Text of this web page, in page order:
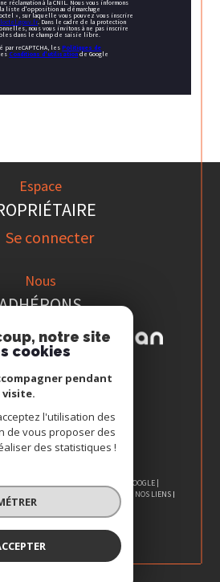
réclamation à la CNIL. Nous vous informons
liste d'opposition au démarchage
», sur laquelle vous pouvez vous inscrire
. Dans le cadre de la protection
nous vous invitons à ne pas inscrire
dans le champ de saisie libre.
par reCAPTCHA, lesPolitiques de
esConditions d'utilisationde Google
Espace
Se connecter
Nous
| TRADUCTION POWERED BY GOOGLE |
SITE ADMIN
NOS LIENS
RGPD
notre site
cookies
pendant
l'utilisation des
de vous proposer des
des statistiques !